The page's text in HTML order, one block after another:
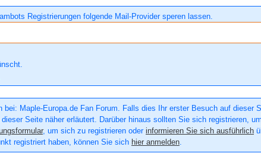
Registrierungen folgende Mail-Provider speren lassen.
bei: Maple-Europa.de Fan Forum. Falls dies Ihr erster Besuch auf
Seite näher erläutert. Darüber hinaus sollten Sie sich registrieren,
, um sich zu registrieren oder informieren Sie sich ausführlich
registriert haben, können Sie sich hier anmelden.